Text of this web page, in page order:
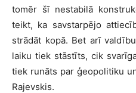
tomēr šī nestabilā
teikt, ka savstarpējo
strādāt kopā. Bet arī
laiku tiek stāstīts, cik
tiek runāts par ģeopolitiku
Rajevskis.